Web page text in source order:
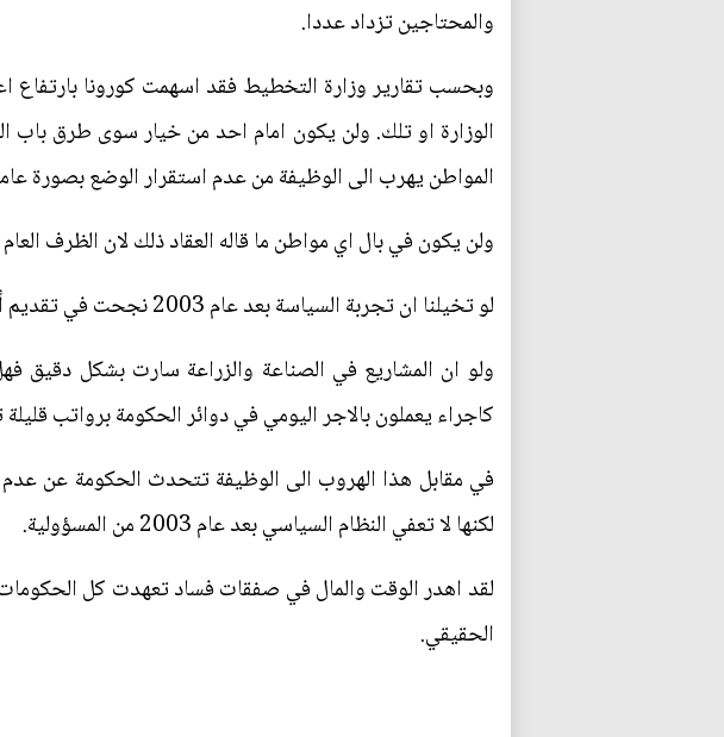
والمحتاجين تزداد عددا.
وبحسب تقارير وزارة التخطيط فقد اسهمت كورونا بارتفاع
الوزارة او تلك. ولن يكون امام احد من خيار سوى طرق باب
المواطن يهرب الى الوظيفة من عدم استقرار الوضع بصورة
ولن يكون في بال اي مواطن ما قاله العقاد ذلك لان الظرف
لو تخيلنا ان تجربة السياسة بعد عام 2003 نجحت في تقديم أنموذج حقيقي في بناء البلد.
ولو ان المشاريع في الصناعة والزراعة سارت بشكل دقيق
كاجراء يعملون بالاجر اليومي في دوائر الحكومة برواتب
في مقابل هذا الهروب الى الوظيفة تتحدث الحكومة عن
لكنها لا تعفي النظام السياسي بعد عام 2003 من المسؤولية.
لقد اهدر الوقت والمال في صفقات فساد تعهدت كل
الحقيقي.